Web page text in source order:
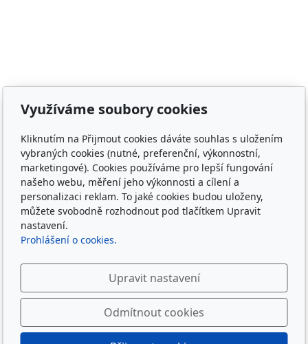
Adresa
Irish Cob the Czech Republic, z.s.
IČ 22852778
Bankovní spojení: 2001874788/2010
Kontakt
info@irishcob.cz
Sledujte nás
Využíváme soubory cookies
Kliknutím na Přijmout cookies dáváte souhlas s uložením
vybraných cookies (nutné, preferenční, výkonnostní,
marketingové). Cookies používáme pro lepší fungování
našeho webu, měření jeho výkonnosti a cílení a
personalizaci reklam. To jaké cookies budou uloženy,
můžete svobodně rozhodnout pod tlačítkem Upravit
nastavení.
Prohlášení o cookies.
Upravit nastavení
Odmítnout cookies